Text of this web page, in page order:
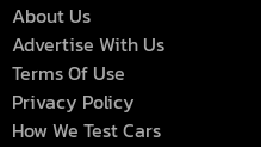
About Us
Advertise With Us
Terms Of Use
Privacy Policy
How We Test Cars